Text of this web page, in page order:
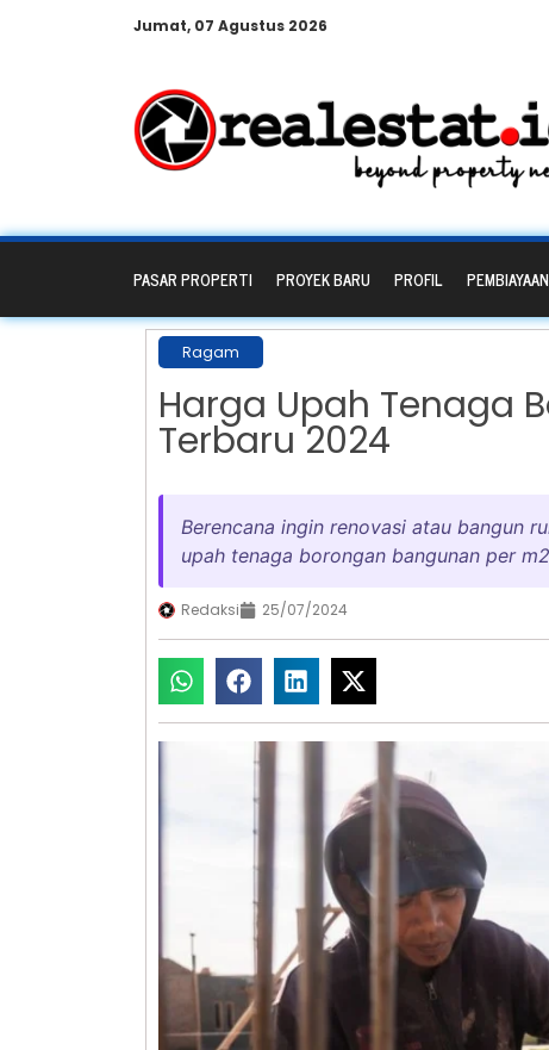
Jumat, 07 Agustus 2026
PASAR PROPERTI PROYEK BARU PROFIL PEMBIAYAAN
Ragam
Harga Upah Tenaga
Terbaru 2024
Berencana ingin renovasi atau bangun
upah tenaga borongan bangunan per
Redaksi 25/07/2024